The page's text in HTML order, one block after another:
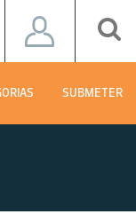
SUBMETER